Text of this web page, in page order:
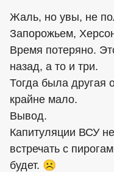
Жаль, но увы, не
Запорожьем,
Время потеряно.
назад, а то и три.
Тогда была другая
крайне мало.
Вывод.
Капитуляции ВСУ
встречать с
будет. ☹️